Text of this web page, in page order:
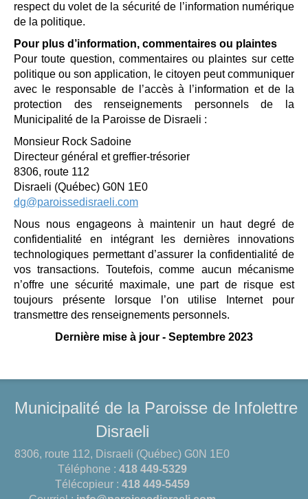
respect du volet de la sécurité de l’information numérique
de la politique.
Pour plus d’information, commentaires ou plaintes
Pour toute question, commentaires ou plaintes sur cette
politique ou son application, le citoyen peut communiquer
avec le responsable de l’accès à l’information et de la
protection des renseignements personnels de la
Municipalité de la Paroisse de Disraeli :
Monsieur Rock Sadoine
Directeur général et greffier-trésorier
8306, route 112
Disraeli (Québec) G0N 1E0
dg@paroissedisraeli.com
Nous nous engageons à maintenir un haut degré de
confidentialité en intégrant les dernières innovations
technologiques permettant d’assurer la confidentialité de
vos transactions. Toutefois, comme aucun mécanisme
n’offre une sécurité maximale, une part de risque est
toujours présente lorsque l’on utilise Internet pour
transmettre des renseignements personnels.
Dernière mise à jour - Septembre 2023
Municipalité de la Paroisse de
Disraeli
8306, route 112, Disraeli (Québec) G0N 1E0
Téléphone : 418 449-5329
Télécopieur : 418 449-5459
Infolettre